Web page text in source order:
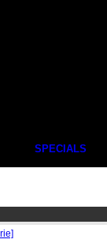
SPECIALS